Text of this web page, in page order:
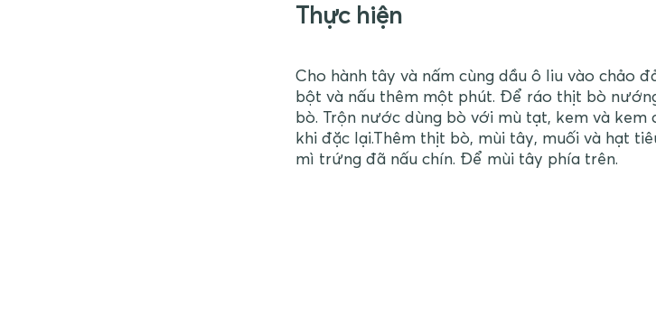
Thực hiện
Cho hành tây và nấm cùng dầu ô liu vào chảo
bột và nấu thêm một phút. Để ráo thịt bò
bò. Trộn nước dùng bò với mù tạt, kem và kem
khi đặc lại.Thêm thịt bò, mùi tây, muối và hạt
mì trứng đã nấu chín. Để mùi tây phía trên.